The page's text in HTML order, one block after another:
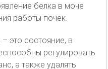
белка в моче
работы почек.
– это состояние, в
регулировать
а также удалять